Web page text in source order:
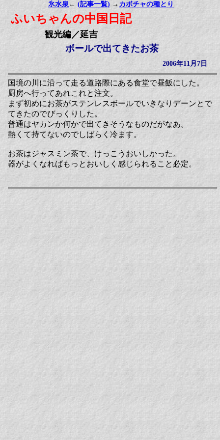
氷水泉 ← (記事一覧) → カボチャの種とり
ふいちゃんの中国日記
観光編／延吉
ボールで出てきたお茶
2006年11月7日
国境の川に沿って走る道路際にある食堂で昼飯にした。
厨房へ行ってあれこれと注文。
まず初めにお茶がステンレスボールでいきなりデーンとで
てきたのでびっくりした。
普通はヤカンか何かで出てきそうなものだがなあ。
熱くて持てないのでしばらく冷ます。
お茶はジャスミン茶で、けっこうおいしかった。
器がよくなればもっとおいしく感じられること必定。